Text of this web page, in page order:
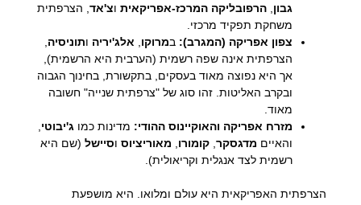
גבון הרפובליקה המרכז-אפריקאיתוצ'אד, הצרפתית
משחקת תפקיד מרכזי.
צפון אפריקה (המגרב): במרוקו אלג'יריה ותוניסיה
הצרפתית אינה שפה רשמית (הערבית היא הרשמית),
אך היא נפוצה מאוד בעסקים, בתקשורת, בחינוך הגבוה
ובקרב האליטות. זהו סוג של "צרפתית שנייה" חשובה
מאוד.
מזרח אפריקה והאוקיינוס ההודי: מדינות כמו ג'יבוטי
והאיים מדגסקר, קומורו מאוריציוסוסיישל(שם היא
רשמית לצד אנגלית וקריאולית).
הצרפתית האפריקאית היא עולם ומלואו. היא מושפעת